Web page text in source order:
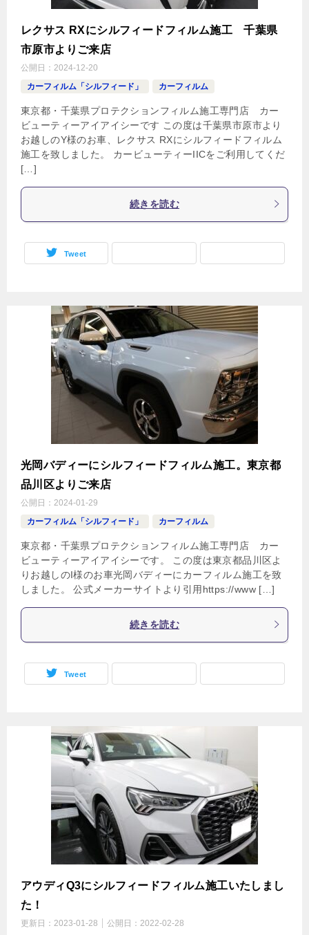
レクサス RXにシルフィードフィルム施工 千葉県
市原市よりご来店
公開日： 2024-12-20
カーフィルム「シルフィード」
カーフィルム
東京都・千葉県プロテクションフィルム施工専門店 カー
ビューティーアイアイシーです この度は千葉県市原市より
お越しのY様のお車、レクサス RXにシルフィードフィルム
施工を致しました。 カービューティーIICをご利用してくだ
[…]
続きを読む
Tweet
光岡バディーにシルフィードフィルム施工。東京都
品川区よりご来店
公開日： 2024-01-29
カーフィルム「シルフィード」
カーフィルム
東京都・千葉県プロテクションフィルム施工専門店 カー
ビューティーアイアイシーです。 この度は東京都品川区よ
りお越しのI様のお車光岡バディーにカーフィルム施工を致
しました。 公式メーカーサイトより引用https://www […]
続きを読む
Tweet
アウディQ3にシルフィードフィルム施工いたしまし
た！
更新日： 2023-01-28 公開日： 2022-02-28